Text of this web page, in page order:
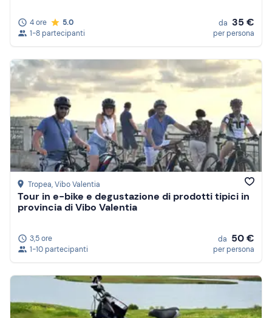
4 ore
5.0
1-8 partecipanti
da 35 €
per persona
Tropea, Vibo Valentia
Tour in e-bike e degustazione di prodotti tipici in
provincia di Vibo Valentia
3,5 ore
1-10 partecipanti
da 50 €
per persona